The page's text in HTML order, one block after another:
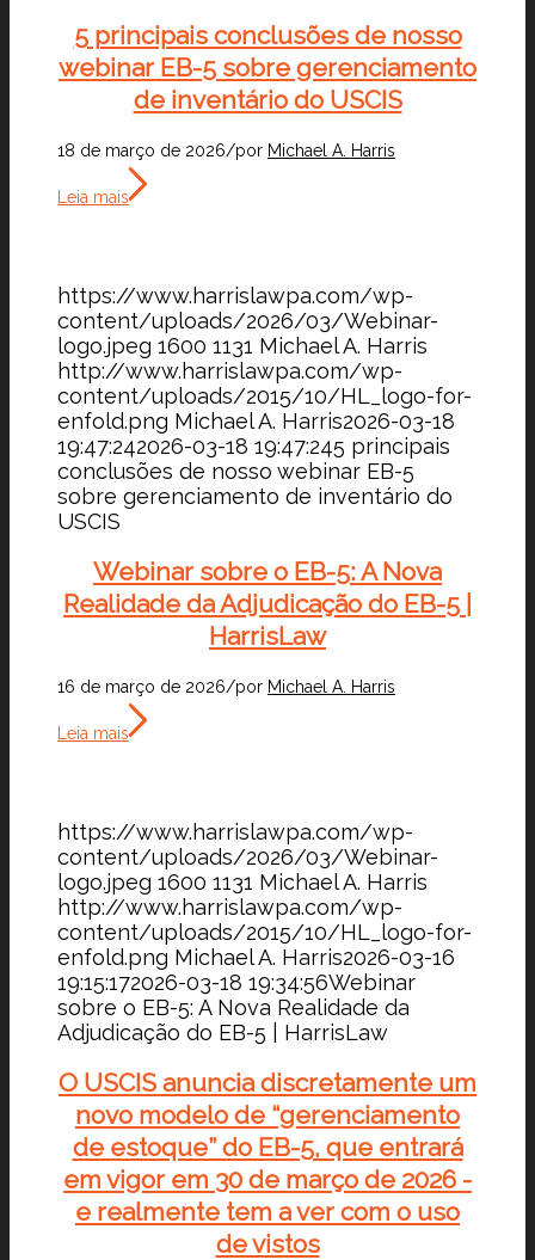
5 principais conclusões de nosso
webinar EB-5 sobre gerenciamento
de inventário do USCIS
18 de março de 2026/por Michael A. Harris
Leia mais
https://www.harrislawpa.com/wp-
content/uploads/2026/03/Webinar-
logo.jpeg 1600 1131 Michael A. Harris
http://www.harrislawpa.com/wp-
content/uploads/2015/10/HL_logo-for-
enfold.png Michael A. Harris2026-03-18
19:47:242026-03-18 19:47:245 principais
conclusões de nosso webinar EB-5
sobre gerenciamento de inventário do
USCIS
Webinar sobre o EB-5: A Nova
Realidade da Adjudicação do EB-5 |
HarrisLaw
16 de março de 2026/por Michael A. Harris
Leia mais
https://www.harrislawpa.com/wp-
content/uploads/2026/03/Webinar-
logo.jpeg 1600 1131 Michael A. Harris
http://www.harrislawpa.com/wp-
content/uploads/2015/10/HL_logo-for-
enfold.png Michael A. Harris2026-03-16
19:15:172026-03-18 19:34:56Webinar
sobre o EB-5: A Nova Realidade da
Adjudicação do EB-5 | HarrisLaw
O USCIS anuncia discretamente um
novo modelo de “gerenciamento
de estoque” do EB-5, que entrará
em vigor em 30 de março de 2026 -
e realmente tem a ver com o uso
de vistos